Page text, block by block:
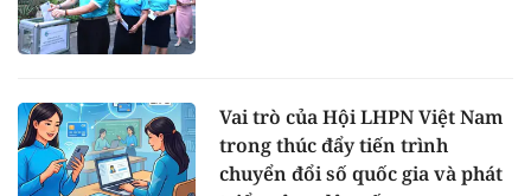
Vai trò của Hội LHPN Việt Nam
trong thúc đẩy tiến trình
chuyển đổi số quốc gia và phát